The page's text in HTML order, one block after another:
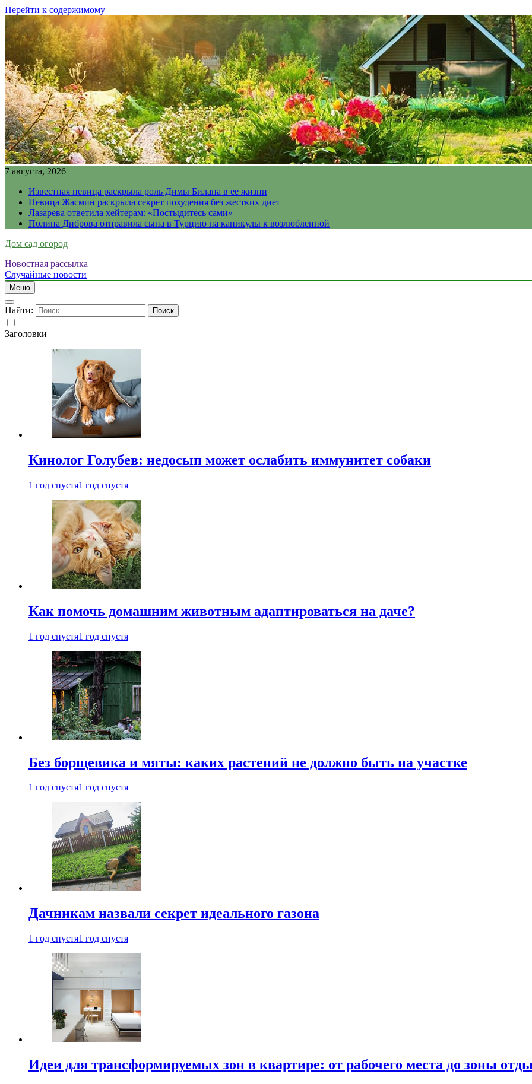
Перейти к содержимому
7 августа, 2026
Известная певица раскрыла роль Димы Билана в ее жизни
Певица Жасмин раскрыла секрет похудения без жестких диет
Лазарева ответила хейтерам: «Постыдитесь сами»
Полина Диброва отправила сына в Турцию на каникулы к возлюбленной
Дом сад огород
Новостная рассылка
Случайные новости
Меню
Найти:
Заголовки
Кинолог Голубев: недосып может ослабить иммунитет собаки
1 год спустя1 год спустя
Как помочь домашним животным адаптироваться на даче?
1 год спустя1 год спустя
Без борщевика и мяты: каких растений не должно быть на участке
1 год спустя1 год спустя
Дачникам назвали секрет идеального газона
1 год спустя1 год спустя
Идеи для трансформируемых зон в квартире: от рабочего места до зоны